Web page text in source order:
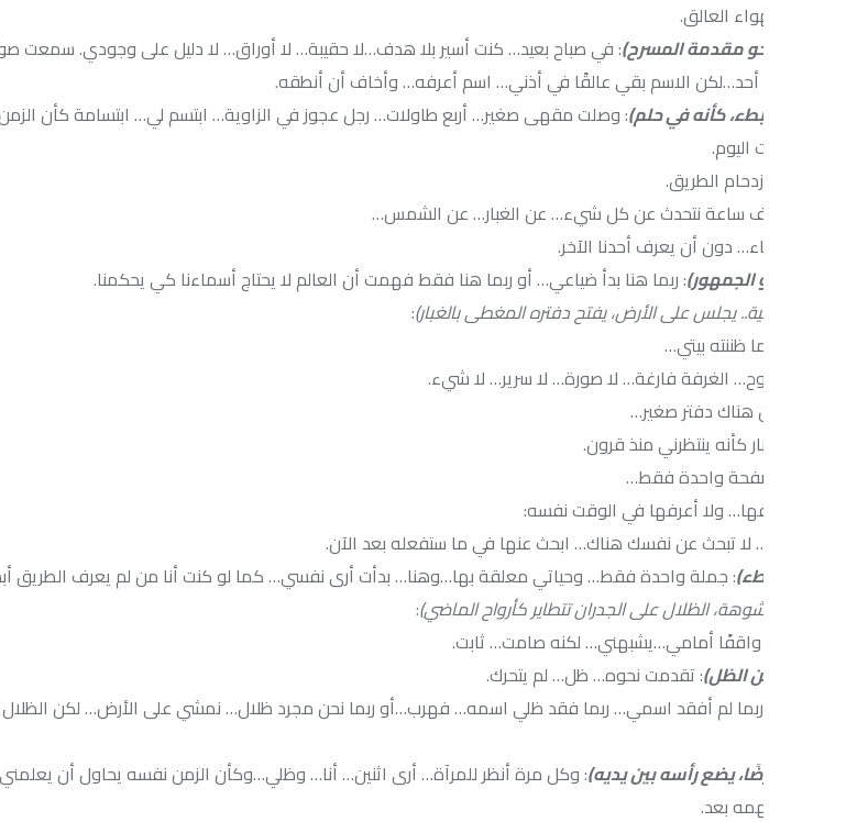
مقدمة المسرح): في صباح بعيد… كنت أسير بلا هدف…لا حقيبة… لا أوراق… لا دليل على وجودي. سمعت صوتًا يناديني…
أحد…لكن الاسم بقي عالقًا في أذني… اسم أعرفه… وأخاف أن أنطقه.
كأنه في حلم): وصلت مقهى صغير… أربع طاولات… رجل عجوز في الزاوية… ابتسم لي… ابتسامة كأن الزمن توقف فيها.
الطريق.
ساعة نتحدث عن كل شيء… عن الغبار… عن الشمس…
دون أن يعرف أحدنا الآخر.
: ربما هنا بدأ ضياعي… أو ربما هنا فقط فهمت أن العالم لا يحتاج أسماءنا كي يحكمنا.
يجلس على الأرض، يفتح دفتره المغطى بالغبار):
ظننته بيتي…
الغرفة فارغة… لا صورة… لا سرير… لا شيء.
دفتر صغير…
كأنه ينتظرني منذ قرون.
واحدة فقط…
ولا أعرفها في الوقت نفسه:
تبحث عن نفسك هناك… ابحث عنها في ما ستفعله بعد الآن.
: جملة واحدة فقط… وحياتي معلقة بها…وهنا… بدأت أرى نفسي… كما لو كنت أنا من لم يعرف الطريق أبداً.
الظلال على الجدران تتطاير كأرواح الماضي):
أمامي…يشبهني… لكنه صامت… ثابت.
: تقدمت نحوه… ظل… لم يتحرك.
لم أفقد اسمي… ربما فقد ظلي اسمه… فهرب…أو ربما نحن مجرد ظلال… نمشي على الأرض… لكن الظلال هي التي
يضع رأسه بين يديه): وكل مرة أنظر للمرآة… أرى اثنين… أنا… وظلي…وكأن الزمن نفسه يحاول أن يعلمني شيئًا… لم